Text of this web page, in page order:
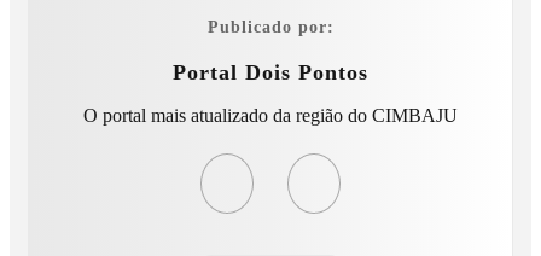
Publicado por:
Portal Dois Pontos
O portal mais atualizado da região do CIMBAJU